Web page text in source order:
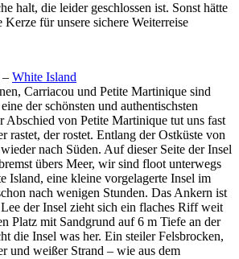
halt, die leider geschlossen ist. Sonst hätte
für unsere sichere Weiterreise
– White Island
Carriacou und Petite Martinique sind
der schönsten und authentischsten
von Petite Martinique tut uns fast
rastet, der rostet. Entlang der Ostküste von
nach Süden. Auf dieser Seite der Insel
übers Meer, wir sind floot unterwegs
Island, eine kleine vorgelagerte Insel im
nach wenigen Stunden. Das Ankern ist
der Insel zieht sich ein flaches Riff weit
Platz mit Sandgrund auf 6 m Tiefe an der
die Insel was her. Ein steiler Felsbrocken,
und weißer Strand – wie aus dem